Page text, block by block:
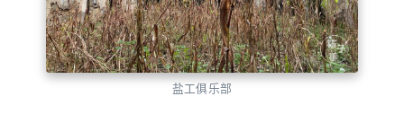
盐工俱乐部